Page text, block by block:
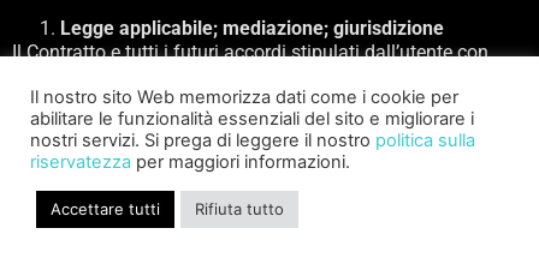
Legge applicabile; mediazione; giurisdizione
Il Contratto e tutti i futuri accordi stipulati dall’utente con
accordi, saranno disciplinati dalle leggi dello Stato della
Florida. Ciò vale indipendentemente dal fatto che l’utente
risieda o faccia affari con Saber Interactive, o con una
qualsiasi delle sue affiliate o agenti, nello Stato della Florida
o altrove. A meno che una controversia non sia regolata dai
termini della Sezione 24 qui sotto, l’utente accetta di
Il nostro sito Web memorizza dati come i cookie per
abilitare le funzionalità essenziali del sito e migliorare i
nostri servizi. Si prega di leggere il nostro politica sulla
riservatezza per maggiori informazioni.
Accettare tutti Rifiuta tutto